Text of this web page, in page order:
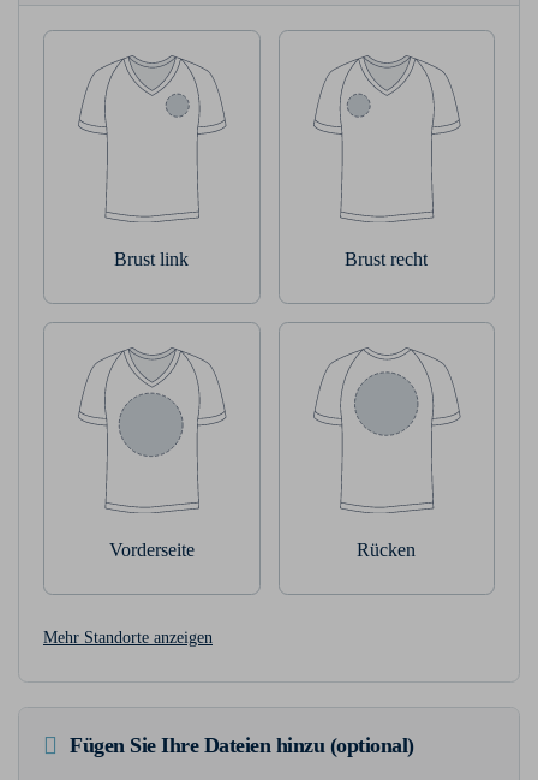
Brust link Brust recht
Vorderseite Rücken
Mehr Standorte anzeigen
Fügen Sie Ihre Dateien hinzu (optional)